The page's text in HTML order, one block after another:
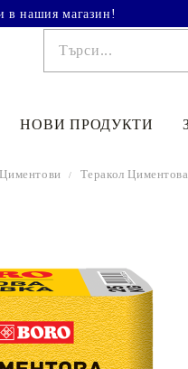
в нашия магазин!
НОВИ ПРОДУКТИ
Циментови Теракол